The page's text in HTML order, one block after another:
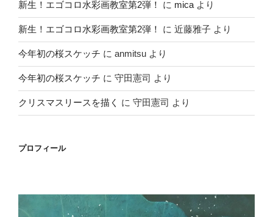
新生！エゴコロ水彩画教室第2弾！ に mica より
新生！エゴコロ水彩画教室第2弾！ に 近藤雅子 より
今年初の桜スケッチ に anmitsu より
今年初の桜スケッチ に 守田憲司 より
クリスマスリースを描く に 守田憲司 より
プロフィール